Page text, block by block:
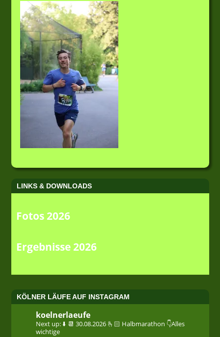
LINKS & DOWNLOADS
Fotos 2026
Ergebnisse 2026
KÖLNER LÄUFE AUF INSTAGRAM
koelnerlaeufe
Next up: ⬇️ 📆 30.08.2026 🫰🏻 Halbmarathon 👇Alles
wichtige